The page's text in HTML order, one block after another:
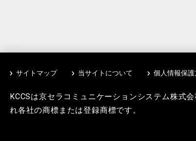
サイトマップ 当サイトについて 個人情報保護
KCCSは京セラコミュニケーションシステム株式
れ各社の商標または登録商標です。